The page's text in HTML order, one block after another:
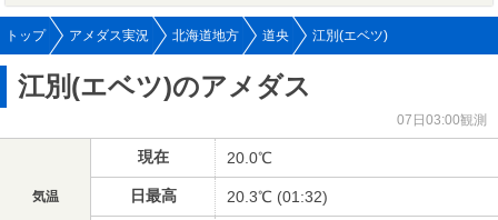
トップ アメダス実況 北海道地方 道央 江別(エベツ)
江別(エベツ)のアメダス
07日03:00観測
気温
現在 20.0℃
日最高 20.3℃ (01:32)